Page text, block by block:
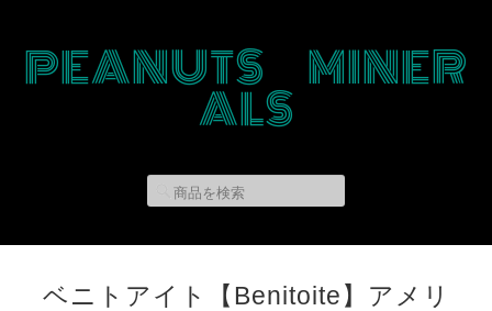
PEANUTS MINER
ALS
ベニトアイト【Benitoite】アメリ